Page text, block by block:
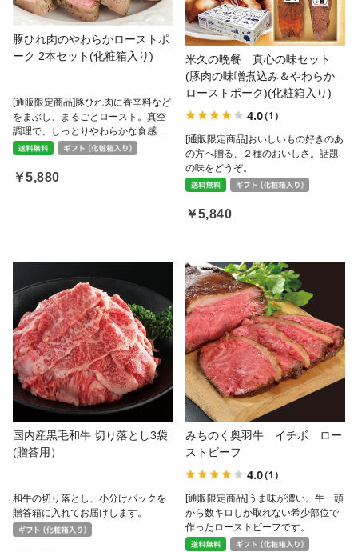
豚ひれ肉のやわらかローストポ
ーク 2本セット(化粧箱入り)
[通販限定商品]豚ひれ肉に香辛料など
をまぶし、まるごとロースト。真空
調理で、しっとりやわらかな食感
に。贅沢に厚切りにして、わさび醤
切ってサラダにのせたりも。
￥5,880
米久の晩餐 真心の味セット
(豚肉の味噌煮込み＆やわらか
ローストポーク)(化粧箱入り)
4.0（1）
[通販限定商品]おいしいもの好きのあ
の方へ贈る、２種のおいしさ。話題
の味をどうぞ。
￥5,840
国内産黒毛和牛 切り落とし3袋
(贈答用）
和牛の切り落とし、小分けパックを
贈答箱に入れてお届けします。
みちのく奥羽牛 イチボ ロー
ストビーフ
4.0（1）
[通販限定商品]うま味が濃い。牛一頭
から数キロしか取れない希少部位で
作ったローストビーフです。